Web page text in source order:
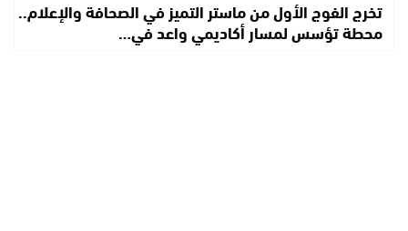
تخرج الفوج الأول من ماستر التميز في الصحافة والإعلام..
محطة تؤسس لمسار أكاديمي واعد في…